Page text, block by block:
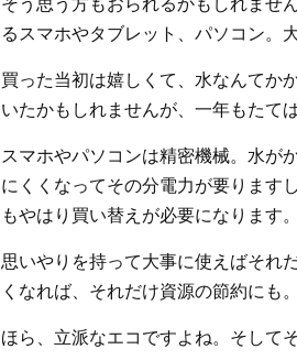
るスマホやタブレット、パソコン。
買った当初は嬉しくて、水なんてか
いたかもしれませんが、一年もた
スマホやパソコンは精密機械。水が
にくくなってその分電力が要ります
もやはり買い替えが必要になります。
思いやりを持って大事に使えばそれ
くなれば、それだけ資源の節約にも。
ほら、立派なエコですよね。そして